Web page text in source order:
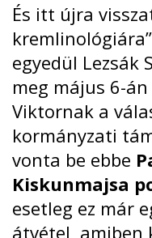
És itt újra
egyedül Lezsák
meg május 6-án
Viktornak a
kormányzati
vonta be ebbe
Kiskunmajsa
esetleg ez már
átvétel, amiben